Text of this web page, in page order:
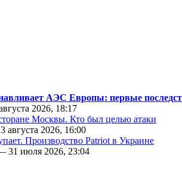
АЭС Европы: первые
2026, 18:17
Москвы. Кто был целью атаки
августа 2026, 16:00
Производство Patriot в Украине
31 июля 2026, 23:04